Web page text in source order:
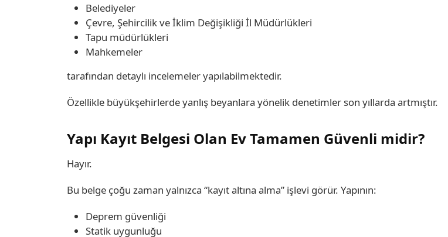
Belediyeler
Çevre, Şehircilik ve İklim Değişikliği İl Müdürlükleri
Tapu müdürlükleri
Mahkemeler
tarafından detaylı incelemeler yapılabilmektedir.
Özellikle büyükşehirlerde yanlış beyanlara yönelik denetimler son yıllarda artmıştır.
Yapı Kayıt Belgesi Olan Ev Tamamen Güvenli midir?
Hayır.
Bu belge çoğu zaman yalnızca “kayıt altına alma” işlevi görür. Yapının:
Deprem güvenliği
Statik uygunluğu